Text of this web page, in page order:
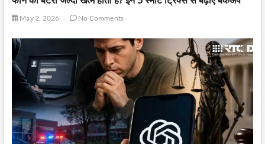
May 2, 2026 No Comments